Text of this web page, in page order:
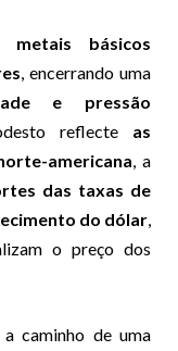
metais básicos
, encerrando uma
e pressão
reflecte as
americana , a
das taxas de
do dólar
o preço dos
a caminho de uma